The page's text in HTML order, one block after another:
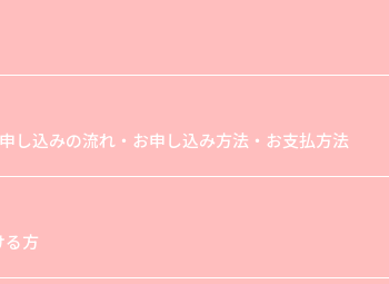
し込みの流れ・お申し込み方法・お支払方法
る方